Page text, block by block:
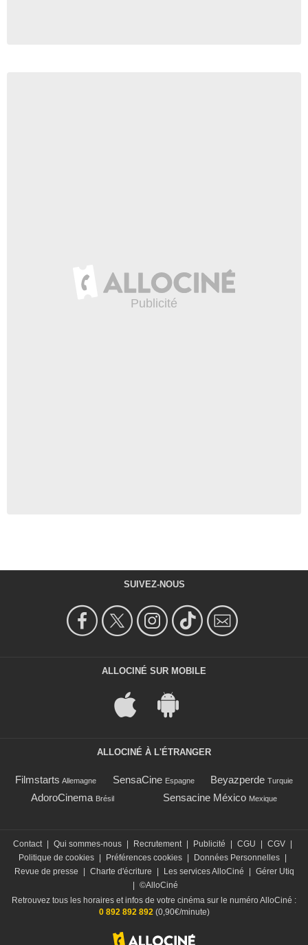
SUIVEZ-NOUS
ALLOCINÉ SUR MOBILE
ALLOCINÉ À L'ÉTRANGER
Filmstarts Allemagne SensaCine Espagne Beyazperde Turquie
AdoroCinema Brésil Sensacine México Mexique
Contact | Qui sommes-nous | Recrutement | Publicité | CGU | CGV |
Politique de cookies | Préférences cookies | Données Personnelles |
Revue de presse
| Charte d'écriture | Les services AlloCiné | Gérer Utiq
| ©AlloCiné
Retrouvez tous les horaires et infos de votre cinéma sur le numéro AlloCiné :
0 892 892 892 (0,90€/minute)